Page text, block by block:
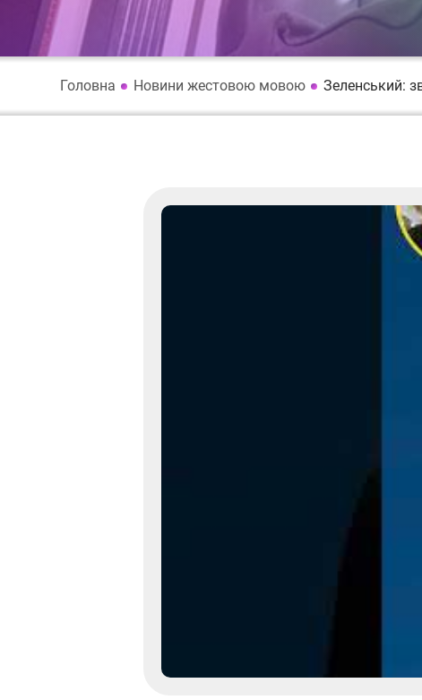
Головна Новини жестовою мовою Зеленський: